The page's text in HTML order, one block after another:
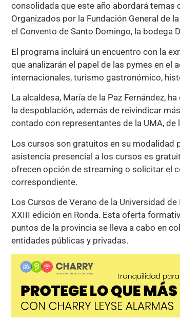
consolidada que este año abordará temas
Organizados por la Fundación General de
el Convento de Santo Domingo, la bodega
El programa incluirá un encuentro con la
que analizarán el papel de las pymes en
internacionales, turismo gastronómico,
La alcaldesa, María de la Paz Fernández,
la despoblación, además de reivindicar
contado con representantes de la UMA,
Los cursos son gratuitos en su modalidad
asistencia presencial a los cursos es
ofrecen opción de streaming o solicitar el
correspondiente.
Los Cursos de Verano de la Universidad
XXIII edición en Ronda. Esta oferta
puntos de la provincia se lleva a cabo en
entidades públicas y privadas.